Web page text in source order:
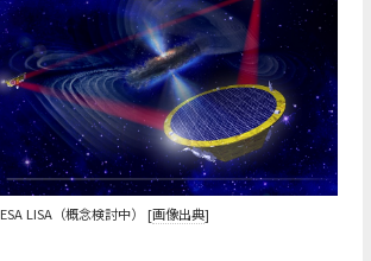
ESA LISA（概念検討中） [画像出典]